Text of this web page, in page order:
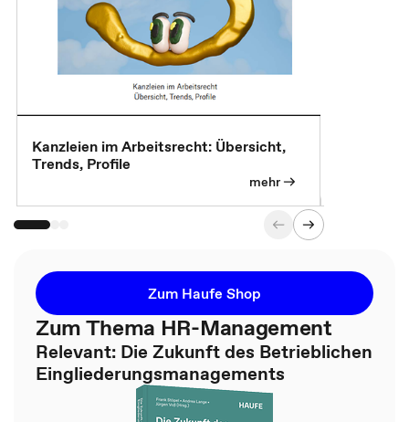
Kanzleien im Arbeitsrecht: Übersicht,
Trends, Profile
mehr
Zum Haufe Shop
Zum Thema HR-Management
Relevant: Die Zukunft des Betrieblichen
Eingliederungsmanagements